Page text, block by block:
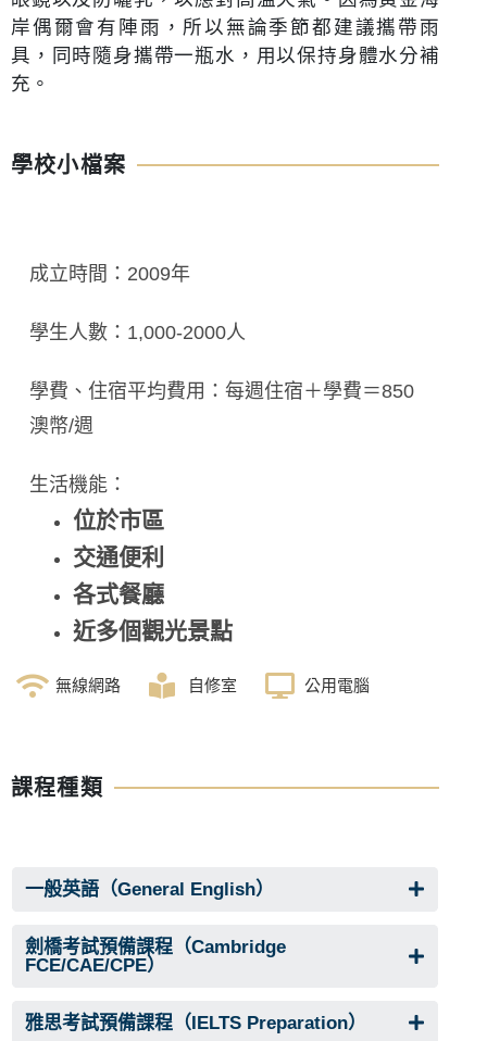
岸偶爾會有陣雨，所以無論季節都建議攜帶雨
具，同時隨身攜帶一瓶水，用以保持身體水分補
充。
學校小檔案
成立時間：2009年
學生人數：1,000-2000人
學費、住宿平均費用：每週住宿＋學費＝850
澳幣/週
生活機能：
位於市區
交通便利
各式餐廳
近多個觀光景點
無線網路 自修室 公用電腦
課程種類
一般英語（General English）
劍橋考試預備課程（Cambridge
FCE/CAE/CPE）
雅思考試預備課程（IELTS Preparation）